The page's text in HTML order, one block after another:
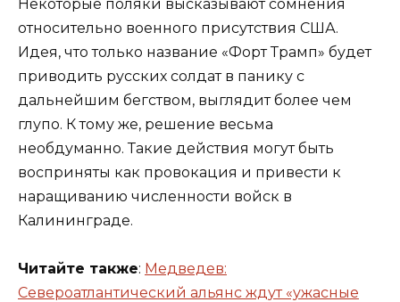
Некоторые поляки высказывают сомнения
относительно военного присутствия США.
Идея, что только название «Форт Трамп» будет
приводить русских солдат в панику с
дальнейшим бегством, выглядит более чем
глупо. К тому же, решение весьма
необдуманно. Такие действия могут быть
восприняты как провокация и привести к
наращиванию численности войск в
Калининграде.
Читайте также: Медведев:
Североатлантический альянс ждут «ужасные